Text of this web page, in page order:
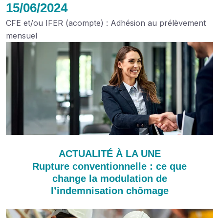
15/06/2024
CFE et/ou IFER (acompte) : Adhésion au prélèvement
mensuel
ACTUALITÉ À LA UNE
Rupture conventionnelle : ce que
change la modulation de
l’indemnisation chômage